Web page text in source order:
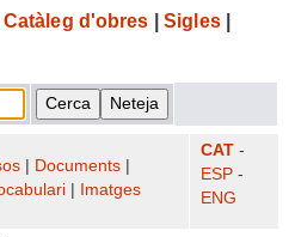
Catàleg d'obres Sigles|
Documents
Imatges
CAT -
ESP -
ENG